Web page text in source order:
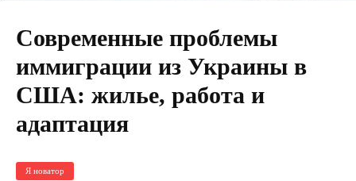
Современные проблемы
иммиграции из Украины в
США: жилье, работа и
адаптация
Я новатор